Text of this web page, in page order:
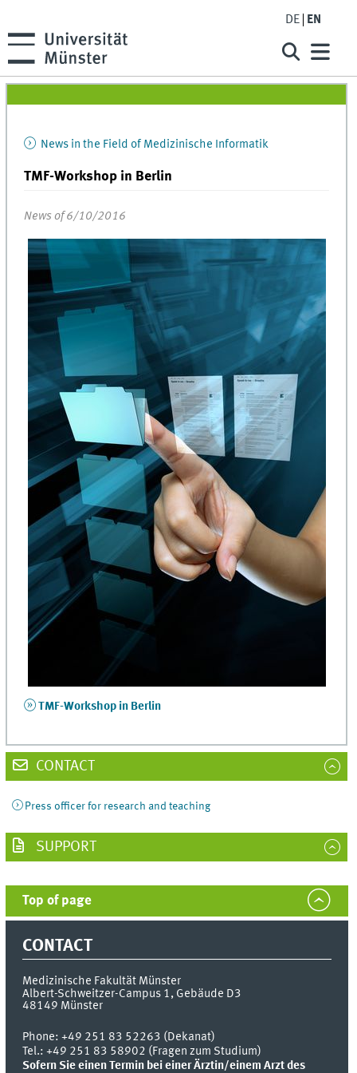
DE EN
News in the Field of Medizinische Informatik
TMF-Workshop in Berlin
News of 6/10/2016
TMF-Workshop in Berlin
CONTACT
Press officer for research and teaching
SUPPORT
Top of page
CONTACT
Medizinische Fakultät Münster
Albert-Schweitzer-Campus 1, Gebäude D3
48149 Münster
Phone:+49 251 83 52263 (Dekanat)
Tel.: +49 251 83 58902 (Fragen zum Studium)
Sofern Sie einen Termin bei einer Ärztin/einem Arzt des